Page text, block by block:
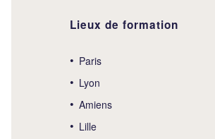
Lieux de formation
Paris
Lyon
Amiens
Lille